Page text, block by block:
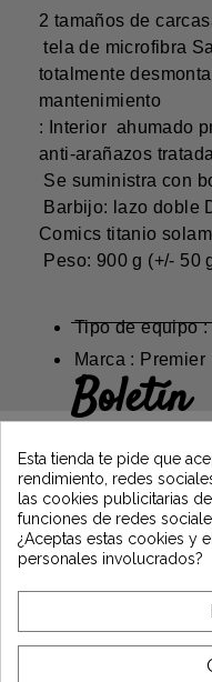
2 tamaños de
tela de microfibra
totalmente
mantenimiento
: Interior ahumado
anti-arañazos
Se suministra con
Barbijo: lazo doble
Comics titanio
Peso: 900 g (+/- 50
Tipo de equipo
Marca : Premier
Boletín
suscribiéndose y
las últimas
*Dès 99€ d'achat. En vous
l'acceptez.
A
Esta tienda te pide que
rendimiento, redes
las cookies publicitarias
funciones de redes
¿Aceptas estas cookies y
personales involucrados?